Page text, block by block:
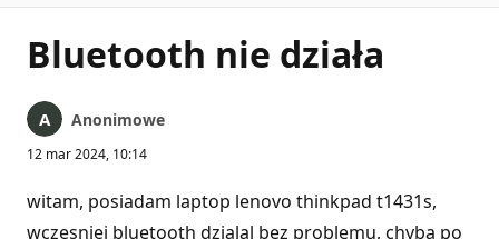
Bluetooth nie działa
Anonimowe
12 mar 2024, 10:14
witam, posiadam laptop lenovo thinkpad t1431s,
wczesniej bluetooth dzialal bez problemu, chyba po